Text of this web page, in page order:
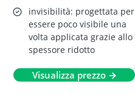
invisibilità: progettata per
essere poco visibile una
volta applicata grazie allo
spessore ridotto
Visualizza prezzo →